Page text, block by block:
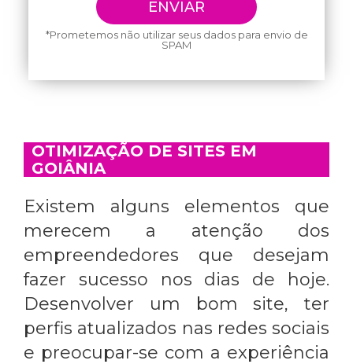
*Prometemos não utilizar seus dados para envio de
SPAM
OTIMIZAÇÃO DE SITES EM
GOIÂNIA
Existem alguns elementos que
merecem a atenção dos
empreendedores que desejam
fazer sucesso nos dias de hoje.
Desenvolver um bom site, ter
perfis atualizados nas redes sociais
e preocupar-se com a experiência